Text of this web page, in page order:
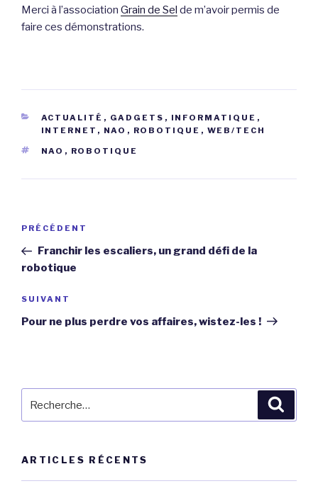
Merci à l’association Grain de Sel de m’avoir permis de
faire ces démonstrations.
CATÉGORIES
ACTUALITÉ , GADGETS , INFORMATIQUE ,
INTERNET , NAO , ROBOTIQUE , WEB/TECH
ÉTIQUETTES
NAO , ROBOTIQUE
Navigation
l’article
Article
précédent
PRÉCÉDENT
Franchir les escaliers, un grand défi de la
robotique
Article
suivant
SUIVANT
Pour ne plus perdre vos affaires, wistez-les !
pour
ARTICLES RÉCENTS